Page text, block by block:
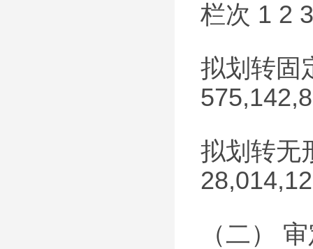
栏次 1 2
拟划转固
拟划转无
（二）